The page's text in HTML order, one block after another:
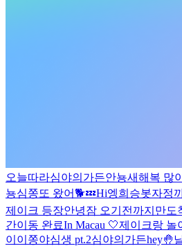
오늘따라심야의가든안뇽새해복 많
뇽심쫑또 왔어🐕💤Hi엥희승봇자정
제이크 등장안녕잠 오기전까지만도
간이동 완료In Macau 🤍제이크랑 놀
이이 쫑야심생 pt.2심야의가든hey🤚